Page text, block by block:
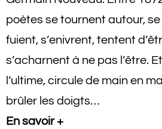
poètes se tournent autour,
fuient, s’enivrent, tentent
s’acharnent à ne pas l’être.
l’ultime, circule de main en
brûler les doigts…
En savoir +